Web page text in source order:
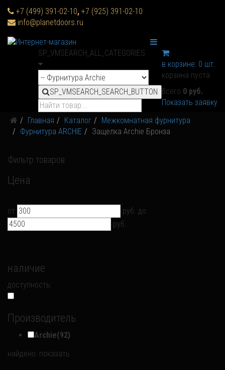
+7 (499) 391-02-10, +7 (925) 391-02-10
info@planetdoors.ru
в корзине: 0 шт.
корзина пуста
Всего 0 руб.
Показать заявку
SP_VMSEARCH_ALL_CATEGORIES
SP_VMSEARCH_SEARCH_BUTTON
Главная Каталог
Межкомнатная фурнитура
Фурнитура ARCHIE
Защелка Archie Бронза
Фильтр товаров
Цена
от руб. до
руб.
наличие
доступность:
Производитель
Archie(92)
найдено: показать